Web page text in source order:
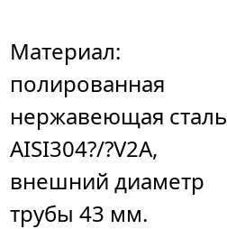
Материал:
полированная
нержавеющая сталь
AISI304?/?V2A,
внешний диаметр
трубы 43 мм.